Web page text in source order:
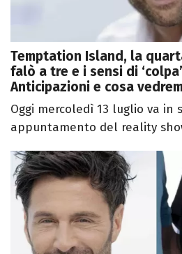
Temptation Island, la
falò a tre e i sensi di
Anticipazioni e cosa
Oggi mercoledì 13 luglio va in
appuntamento del reality